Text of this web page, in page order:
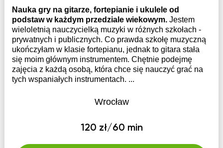
Nauka gry na gitarze, fortepianie i ukulele od
podstaw w każdym przedziale wiekowym. Jestem
wieloletnią nauczycielką muzyki w różnych szkołach -
prywatnych i publicznych. Co prawda szkołę muzyczną
ukończyłam w klasie fortepianu, jednak to gitara stała
się moim głównym instrumentem. Chętnie podejmę
zajęcia z każdą osobą, która chce się nauczyć grać na
tych wspaniałych instrumentach. ...
Wrocław
120 zł/60 min